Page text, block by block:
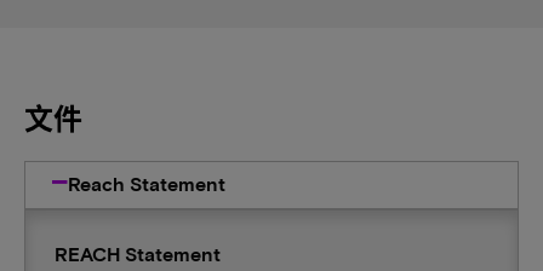
文件
Reach Statement
REACH Statement